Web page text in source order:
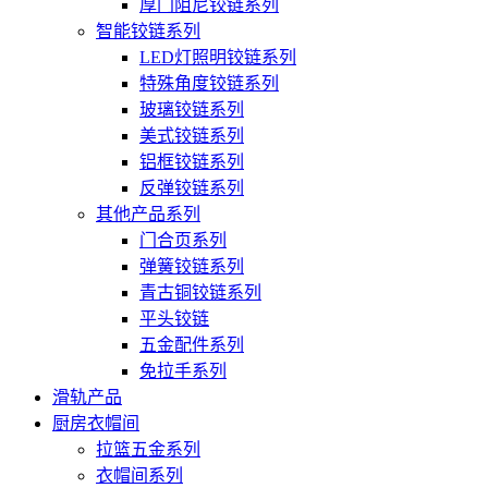
厚门阻尼铰链系列
智能铰链系列
LED灯照明铰链系列
特殊角度铰链系列
玻璃铰链系列
美式铰链系列
铝框铰链系列
反弹铰链系列
其他产品系列
门合页系列
弹簧铰链系列
青古铜铰链系列
平头铰链
五金配件系列
免拉手系列
滑轨产品
厨房衣帽间
拉篮五金系列
衣帽间系列